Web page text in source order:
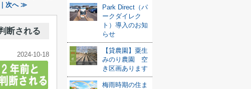
次へ ≫
断される
2024-10-18
Park Direct（パ
ークダイレク
ト）導入のお知
らせ
【貸農園】粟生
みのり農園 空
き区画あります
梅雨時期の住ま